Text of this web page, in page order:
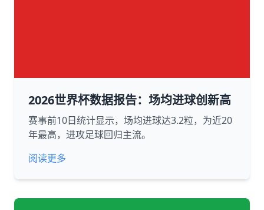
2026世界杯数据报告：场均进球创新高
赛事前10日统计显示，场均进球达3.2粒，为近20
年最高，进攻足球回归主流。
阅读更多